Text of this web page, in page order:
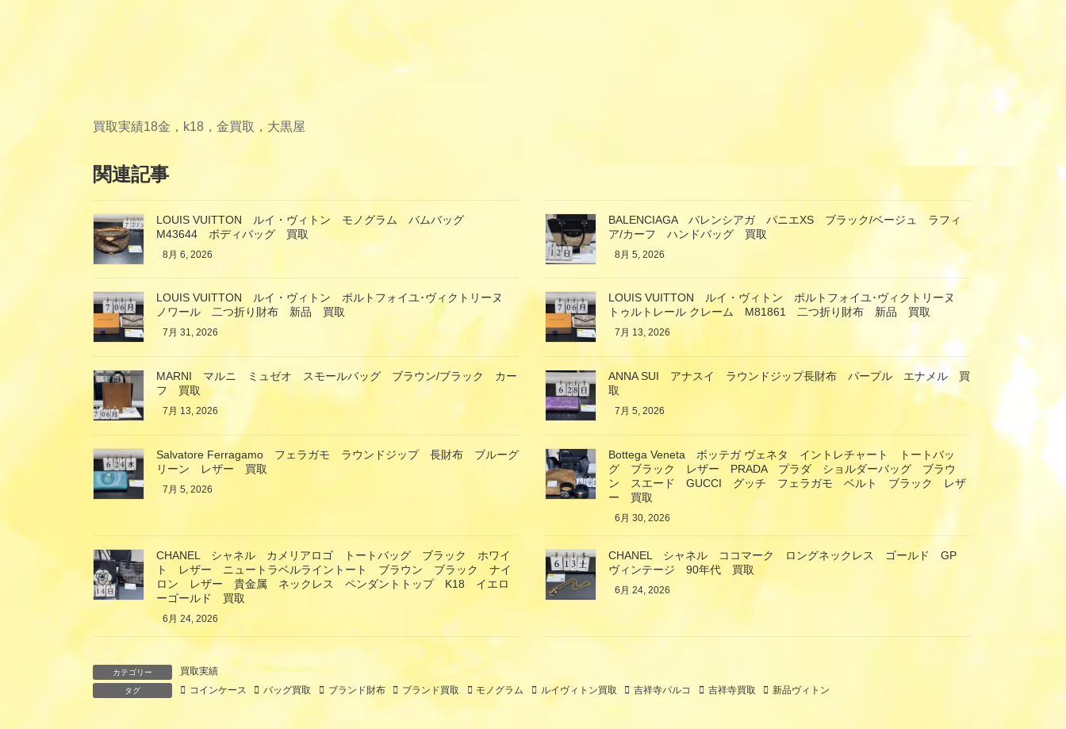
買取実績18金，k18，金買取，大黒屋
関連記事
LOUIS VUITTON ルイ・ヴィトン モノグラム バムバッグ
M43644 ボディバッグ 買取
8月 6, 2026
BALENCIAGA バレンシアガ パニエXS ブラック/ベージュ ラフィ
ア/カーフ ハンドバッグ 買取
8月 5, 2026
LOUIS VUITTON ルイ・ヴィトン ポルトフォイユ･ヴィクトリーヌ
ノワール 二つ折り財布 新品 買取
7月 31, 2026
LOUIS VUITTON ルイ・ヴィトン ポルトフォイユ･ヴィクトリーヌ
トゥルトレール クレーム M81861 二つ折り財布 新品 買取
7月 13, 2026
MARNI マルニ ミュゼオ スモールバッグ ブラウン/ブラック カー
フ 買取
7月 13, 2026
ANNA SUI アナスイ ラウンドジップ長財布 パープル エナメル 買
取
7月 5, 2026
Salvatore Ferragamo フェラガモ ラウンドジップ 長財布 ブルーグ
リーン レザー 買取
7月 5, 2026
Bottega Veneta ボッテガ ヴェネタ イントレチャート トートバッ
グ ブラック レザー PRADA プラダ ショルダーバッグ ブラウ
ン スエード GUCCI グッチ フェラガモ ベルト ブラック レザ
ー 買取
6月 30, 2026
CHANEL シャネル カメリアロゴ トートバッグ ブラック ホワイ
ト レザー ニュートラベルライントート ブラウン ブラック ナイ
ロン レザー 貴金属 ネックレス ペンダントトップ K18 イエロ
ーゴールド 買取
6月 24, 2026
CHANEL シャネル ココマーク ロングネックレス ゴールド GP
ヴィンテージ 90年代 買取
6月 24, 2026
カテゴリー 買取実績
タグ コインケース バッグ買取 ブランド財布 ブランド買取 モノグラム ルイヴィトン買取 吉祥寺パルコ 吉祥寺買取 新品ヴィトン